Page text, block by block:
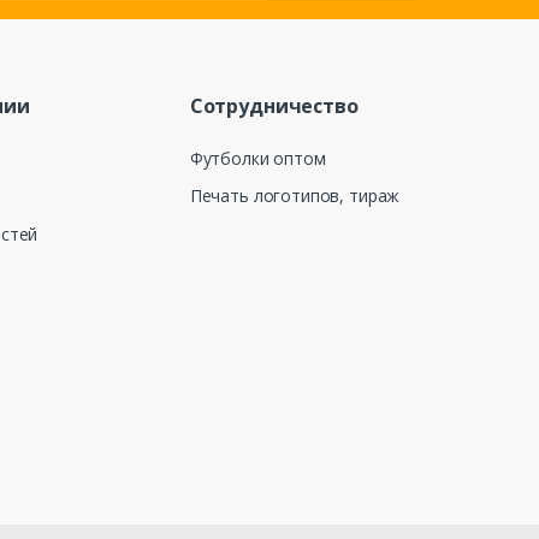
Сотрудничество
Футболки оптом
Печать логотипов, тираж